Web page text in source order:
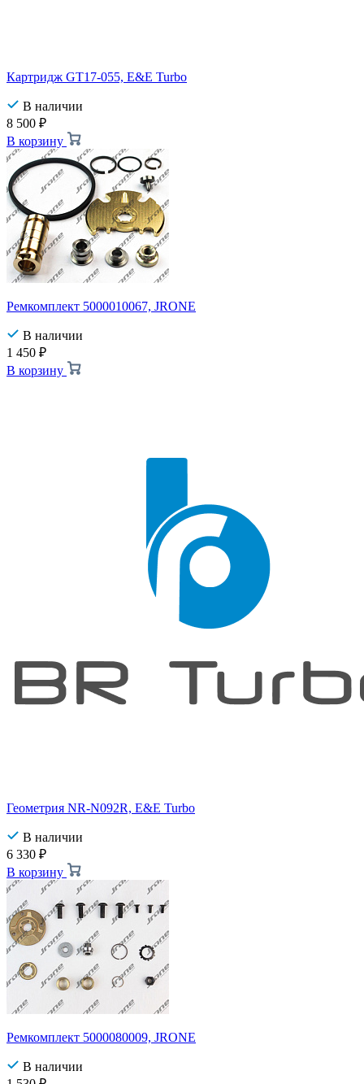
Картридж GT17-055, E&E Turbo
В наличии
8 500 ₽
В корзину
Ремкомплект 5000010067, JRONE
В наличии
1 450 ₽
В корзину
Геометрия NR-N092R, E&E Turbo
В наличии
6 330 ₽
В корзину
Ремкомплект 5000080009, JRONE
В наличии